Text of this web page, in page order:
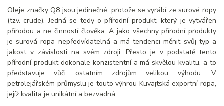
Oleje značky Q8 jsou jedinečné, protože se vyrábí ze surové ropy
(tzv. crude). Jedná se tedy o přírodní produkt, který je vytvářen
přírodou a ne činností člověka. A jako všechny přírodní produkty
je surová ropa nepředvídatelná a má tendenci měnit svůj typ a
jakost v závislosti na svém zdroji. Přesto je v podstatě tento
přírodní produkt dokonale konzistentní a má skvělou kvalitu, a to
představuje vůči ostatním zdrojům velikou výhodu. V
petrolejářském průmyslu je touto výhrou Kuvajtská exportní ropa,
jejíž kvalita je unikátní a bezvadná.